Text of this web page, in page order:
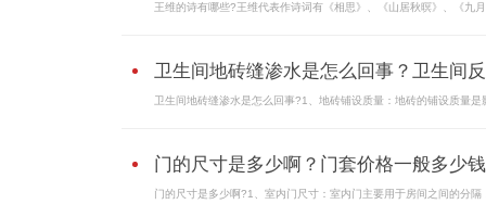
王维的诗有哪些?王维代表作诗词有《相思》、《山居秋暝》、《九月
卫生间地砖缝渗水是怎么回事？卫生间
卫生间地砖缝渗水是怎么回事?1、地砖铺设质量：地砖的铺设质量是
门的尺寸是多少啊？门套价格一般多少
门的尺寸是多少啊?1、室内门尺寸：室内门主要用于房间之间的分隔